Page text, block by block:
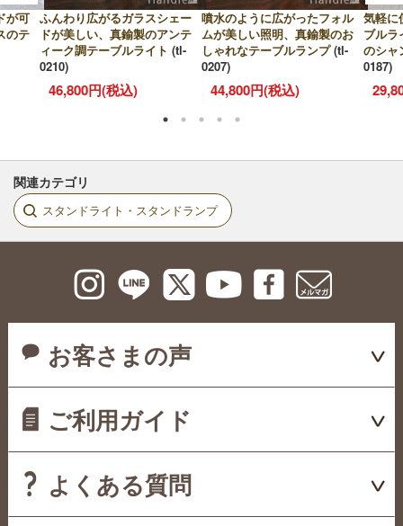
が可
のテ
ふんわり広がるガラスシェー
ドが美しい、真鍮製のアンテ
ィーク調テーブルライト (tl-
0210)
46,800円(税込)
噴水のように広がったフォル
ムが美しい照明、真鍮製のお
しゃれなテーブルランプ (tl-
0207)
44,800円(税込)
気軽に
ブルラ
のシャ
0187)
関連カテゴリ
スタンドライト・スタンドランプ
お客さまの声
ご利用ガイド
よくある質問